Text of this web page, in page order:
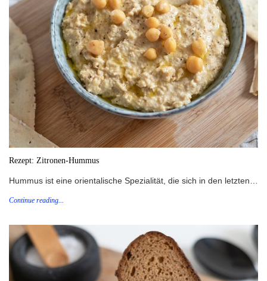
Rezept: Zitronen-Hummus
Hummus ist eine orientalische Spezialität, die sich in den letzten…
Continue reading...